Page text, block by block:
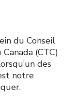
du Conseil
(CTC)
des
notre